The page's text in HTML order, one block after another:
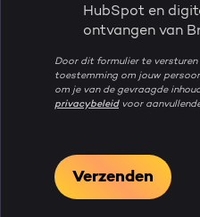
HubSpot en
ontvangen van
Door dit formulier te
toestemming om jouw
om je van de gevraagde
privacybeleidvoor